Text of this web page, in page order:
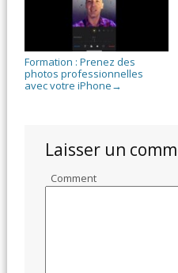
Formation : Prenez des
photos professionnelles
avec votre iPhone →
Laisser un
Comment